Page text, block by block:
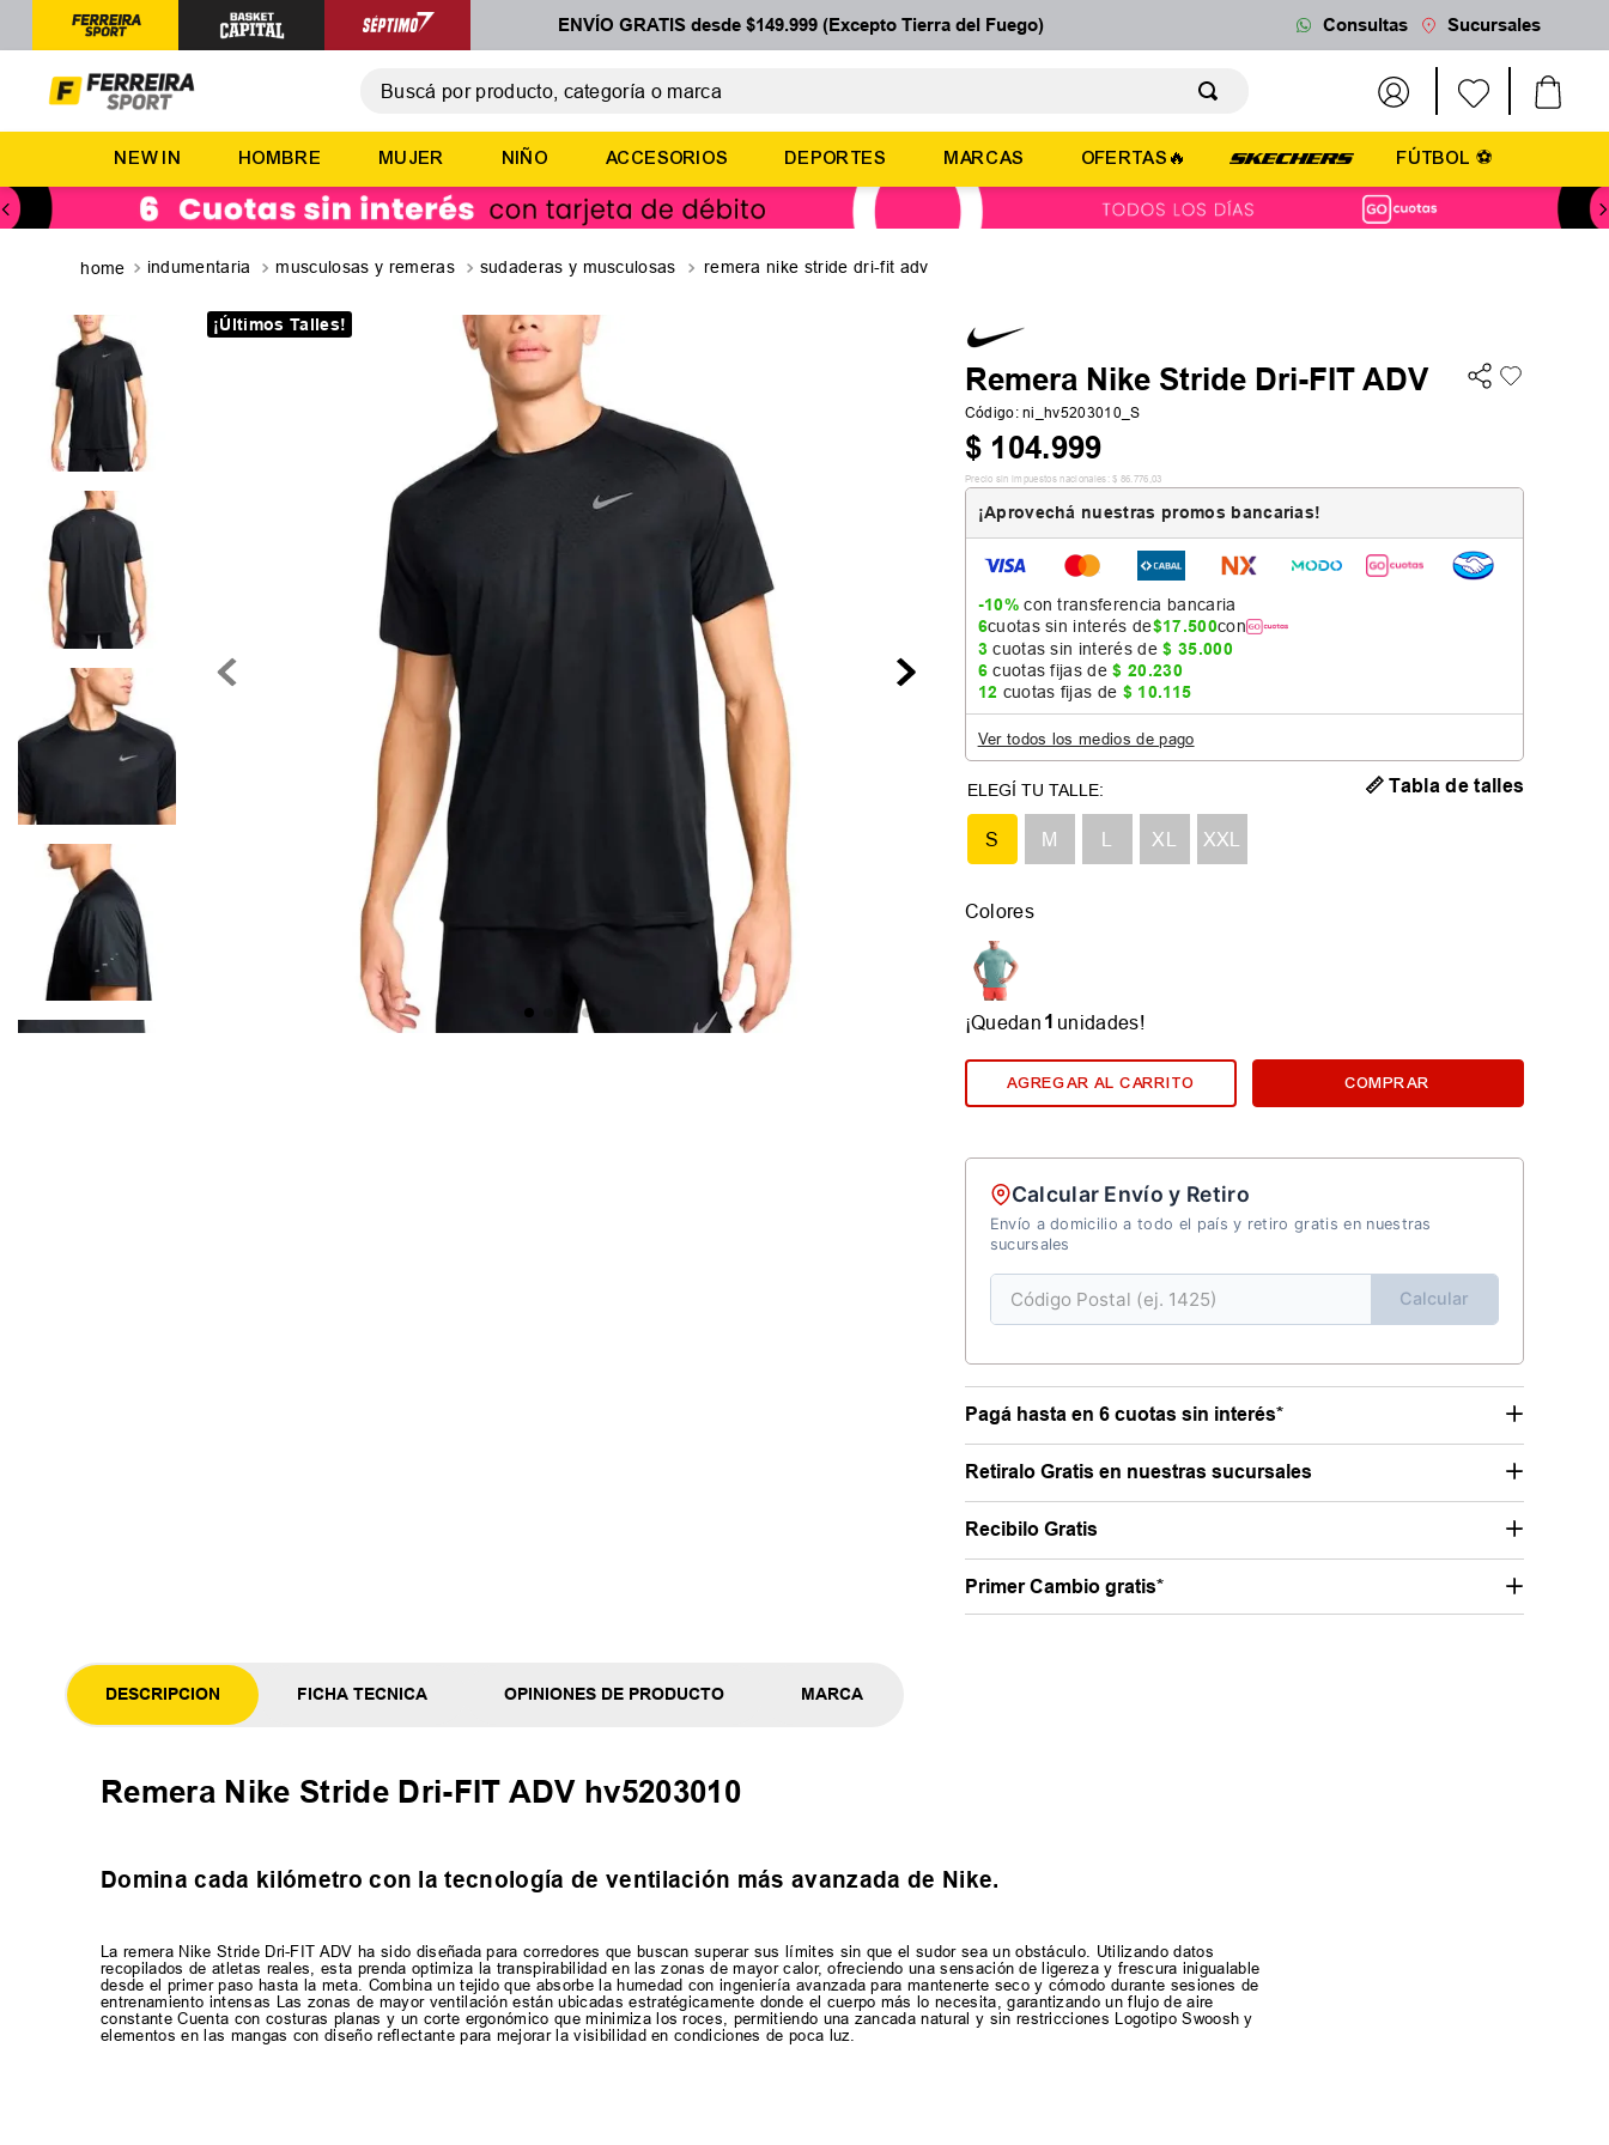
ENVÍO GRATIS desde $149.999 (Excepto Tierra del Fuego) Consultas Sucursales
TÉRMINOS MÁS BUSCADOS
2.
zapatillas
3.
basquet
5. zapatillas adidas
NEW IN HOMBRE MUJER NIÑO ACCESORIOS DEPORTES MARCAS OFERTAS🔥 FÚTBOL ⚽
indumentaria musculosas y remeras sudaderas y musculosas remera nike stride dri-fit adv
¡Últimos Talles!
Remera Nike Stride Dri-FIT ADV
Código:ni_hv5203010_S
$ 104.999
Precio sin impuestos nacionales: $ 86.776 ,03
¡Aprovechá nuestras promos bancarias!
-10%con transferencia bancaria
6cuotas sin interés de$17.500con
3cuotas sin interés de$ 35.000
6cuotas fijas de$ 20.230
12 cuotas fijas de $ 10.115
Ver todos los medios de pago
S L
M XL XXL
📏 Tabla de talles
Colores
¡Quedan 1 unidades!
AGREGAR AL CARRITO COMPRAR
Calcular Envío y Retiro
Envío a domicilio a todo el país y retiro gratis en nuestras
sucursales
Calcular
Pagá hasta en 6 cuotas sin interés*
Retiralo Gratis en nuestras sucursales
Recibilo Gratis
Primer Cambio gratis*
DESCRIPCION FICHA TECNICA OPINIONES DE PRODUCTO MARCA
Remera Nike Stride Dri-FIT ADV hv5203010
Domina cada kilómetro con la tecnología de ventilación más avanzada de Nike.
La remera Nike Stride Dri-FIT ADV ha sido diseñada para corredores que buscan superar sus límites sin que el sudor sea un obstáculo. Utilizando datos
recopilados de atletas reales, esta prenda optimiza la transpirabilidad en las zonas de mayor calor, ofreciendo una sensación de ligereza y frescura inigualable
desde el primer paso hasta la meta. Combina un tejido que absorbe la humedad con ingeniería avanzada para mantenerte seco y cómodo durante sesiones de
entrenamiento intensas Las zonas de mayor ventilación están ubicadas estratégicamente donde el cuerpo más lo necesita, garantizando un flujo de aire
constante Cuenta con costuras planas y un corte ergonómico que minimiza los roces, permitiendo una zancada natural y sin restricciones Logotipo Swoosh y
elementos en las mangas con diseño reflectante para mejorar la visibilidad en condiciones de poca luz.